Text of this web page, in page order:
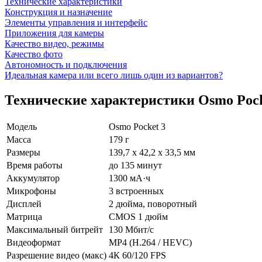
Конструкция и назначение
Элементы управления и интерфейс
Приложения для камеры
Качество видео, режимы
Качество фото
Автономность и подключения
Идеальная камера или всего лишь один из вариантов?
Технические характеристики Osmo
Модель
Osmo Pocket 3
Масса
179 г
Размеры
139,7 х 42,2 х 33,5 мм
Время работы
до 135 минут
Аккумулятор
1300 мА·ч
Микрофоны
3 встроенных
Дисплей
2 дюйма, поворотный
Матрица
CMOS 1 дюйм
Максимальный битрейт
130 Мбит/с
Видеоформат
MP4 (H.264 / HEVC)
Разрешение видео (макс) 4К 60/120 FPS